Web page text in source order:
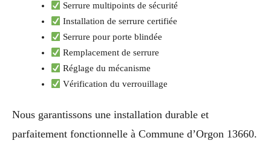
Serrure multipoints de sécurité
Installation de serrure certifiée
Serrure pour porte blindée
Remplacement de serrure
Réglage du mécanisme
Vérification du verrouillage
Nous garantissons une installation durable et
parfaitement fonctionnelle à Commune d’Orgon 13660.